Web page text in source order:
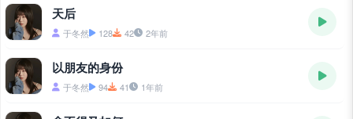
天后
于冬然 128 42 2年前
以朋友的身份
于冬然 94 41 1年前